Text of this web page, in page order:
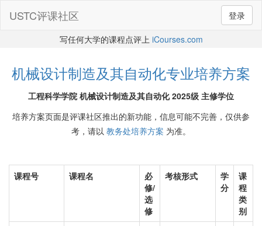
登录
USTC评课社区
写任何大学的课程点评上 iCourses.com
机械设计制造及其自动化专业培养方案
工程科学学院 机械设计制造及其自动化 2025级 主修学位
培养方案页面是评课社区推出的新功能，信息可能不完善，仅供参
考，请以 教务处培养方案 为准。
课程号 课程名
必
修/
选
修
考核形式
学
分
课
程
类
别